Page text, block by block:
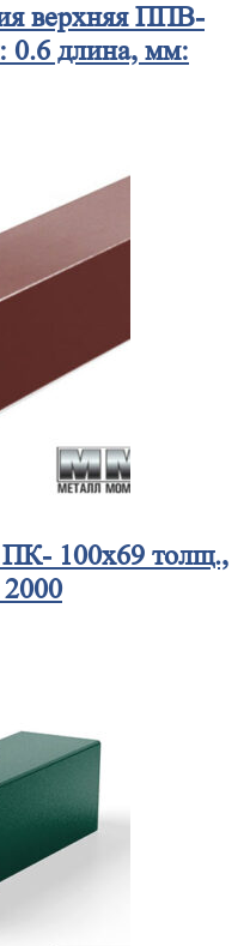
верхняя ППВ-
0.6 длина, мм:
100х69 толщ.,